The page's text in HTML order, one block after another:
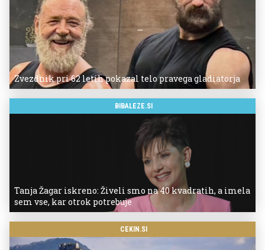
Zvezdnik pri 62 letih pokazal telo pravega gladiatorja
BIBALEZE.SI
Tanja Žagar iskreno: Živeli smo na 40 kvadratih, a imela
sem vse, kar otrok potrebuje
CEKIN.SI